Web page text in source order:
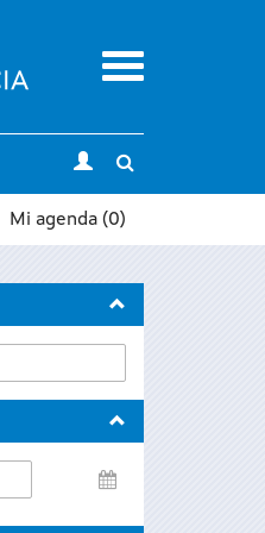
Menu
search
Mi agenda (0)